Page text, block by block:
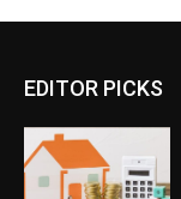
EDITOR PICKS